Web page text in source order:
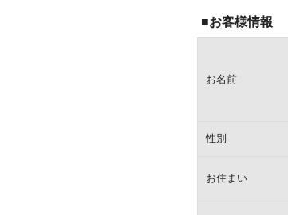
■お客様情報
お名前
性別
お住まい